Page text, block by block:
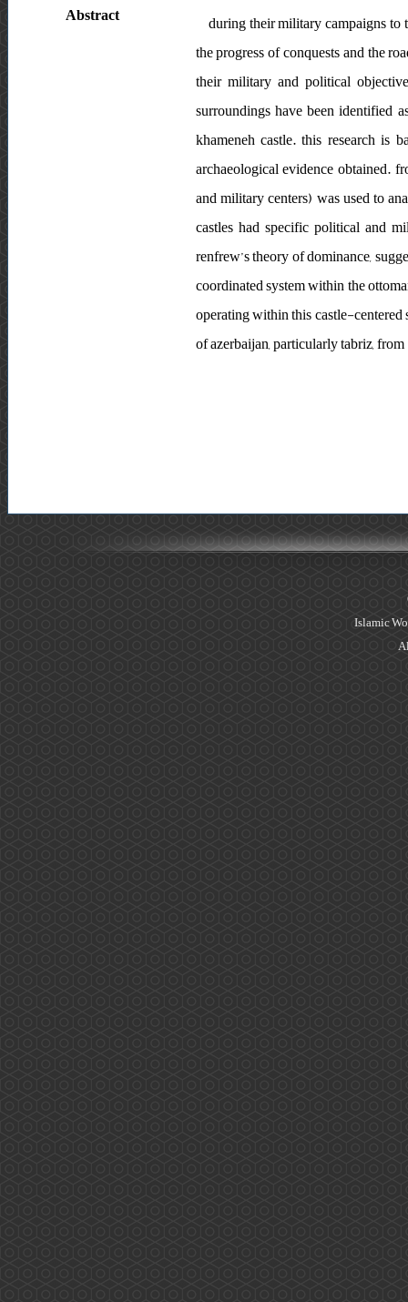
Abstract
during their military campaigns to
the progress of conquests and the
their military and political
surroundings have been identified
khameneh castle. this research is
archaeological evidence obtained.
and military centers) was used to
castles had specific political and
renfrew’s theory of dominance,
coordinated system within the
operating within this castle-
of azerbaijan, particularly tabriz,
Islamic